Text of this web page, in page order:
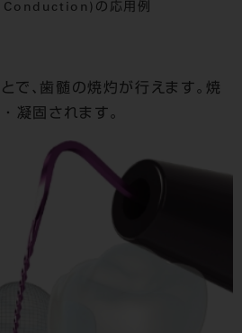
の応用例
で、歯髄の焼灼が行えます。焼
凝固されます。